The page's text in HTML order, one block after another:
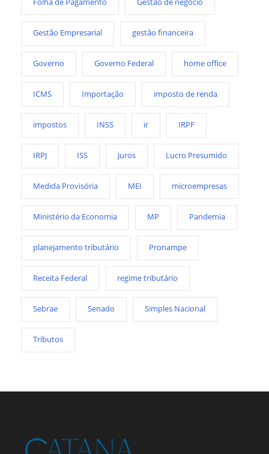
Gestão Empresarial gestão financeira
Governo Governo Federal home office
ICMS Importação imposto de renda
impostos INSS ir IRPF
IRPJ ISS Juros Lucro Presumido
Medida Provisória MEI microempresas
Ministério da Economia MP Pandemia
planejamento tributário Pronampe
Receita Federal regime tributário
Sebrae Senado Simples Nacional
Tributos